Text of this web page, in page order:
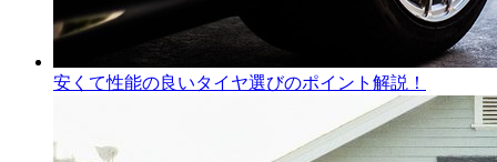
安くて性能の良いタイヤ選びのポイント解説！